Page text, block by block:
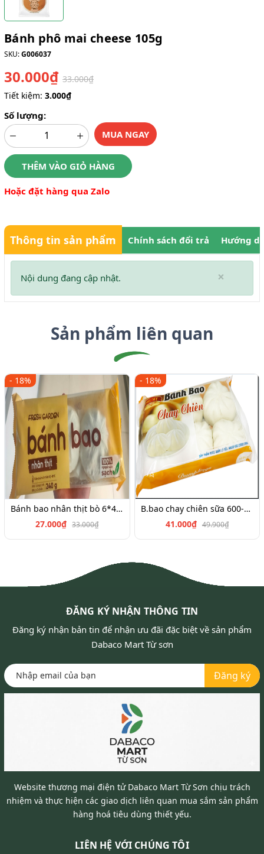
Bánh phô mai cheese 105g
SKU:G006037
30.000₫ 33.000₫
Tiết kiệm: 3.000₫
Số lượng:
MUA NGAY
THÊM VÀO GIỎ HÀNG
Hoặc đặt hàng qua Zalo
Thông tin sản phẩm Chính sách đổi trả Hướng
×
Nội dung đang cập nhật.
Sản phẩm liên quan
- 18%
Bánh bao nhân thịt bò 6*45g
27.000₫ 33.000₫
- 18%
B.bao chay chiên sữa 600-700g
41.000₫ 49.900₫
ĐĂNG KÝ NHẬN THÔNG TIN
Đăng ký nhận bản tin để nhận ưu đãi đặc biệt về sản phẩm
Dabaco Mart Từ sơn
Đăng ký
Website thương mại điện tử Dabaco Mart Từ Sơn chịu trách
nhiệm và thực hiện các giao dịch liên quan mua sắm sản phẩm
hàng hoá tiêu dùng thiết yếu.
LIÊN HỆ VỚI CHÚNG TÔI